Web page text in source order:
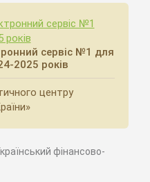
сервіс №1 для
2025 років
центру
фінансово-